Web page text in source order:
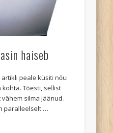
haiseb
peale küsiti nõu
Tõesti, sellist
silma jäänud.
paralleelselt …